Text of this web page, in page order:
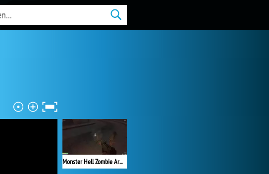
Monster Hell Zombie Arena